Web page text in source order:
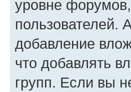
уровне
пользователей.
добавление
что добавлять
групп. Если вы